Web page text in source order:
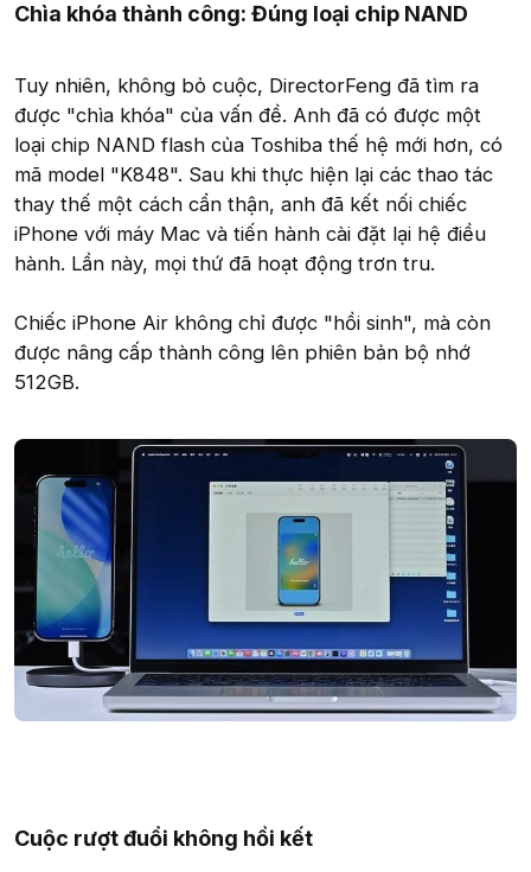
Chìa khóa thành công: Đúng loại chip NAND
Tuy nhiên, không bỏ cuộc, DirectorFeng đã tìm ra
được "chìa khóa" của vấn đề. Anh đã có được một
loại chip NAND flash của Toshiba thế hệ mới hơn, có
mã model "K848". Sau khi thực hiện lại các thao tác
thay thế một cách cẩn thận, anh đã kết nối chiếc
iPhone với máy Mac và tiến hành cài đặt lại hệ điều
hành. Lần này, mọi thứ đã hoạt động trơn tru.
Chiếc iPhone Air không chỉ được "hồi sinh", mà còn
được nâng cấp thành công lên phiên bản bộ nhớ
512GB.
Cuộc rượt đuổi không hồi kết